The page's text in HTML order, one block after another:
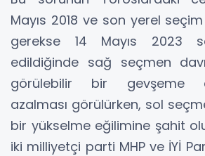
Mayıs 2018 ve son yerel
gerekse 14 Mayıs 2023
edildiğinde sağ seçmen
görülebilir bir gevşeme
azalması görülürken, sol
bir yükselme eğilimine şahit
iki milliyetçi parti MHP ve İYİ